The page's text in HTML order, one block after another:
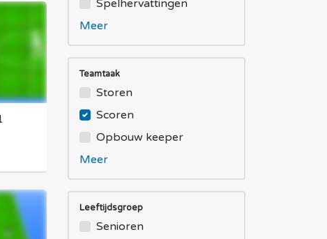
Spelhervattingen
Meer
Teamtaak
Storen
Scoren
Opbouw keeper
Meer
Leeftijdsgroep
Senioren